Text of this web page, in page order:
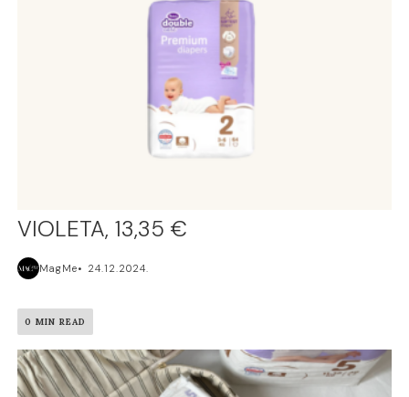
VIOLETA, 13,35 €
MagMe 24.12.2024.
0 MIN READ